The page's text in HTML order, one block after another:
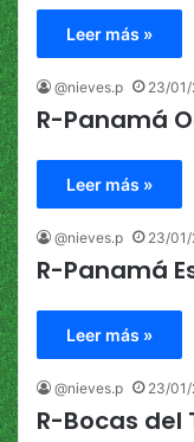
Leer más »
@nieves.p 23/
R-Panamá
Leer más »
@nieves.p 23/
R-Panamá
Leer más »
@nieves.p 23/
R-Bocas del